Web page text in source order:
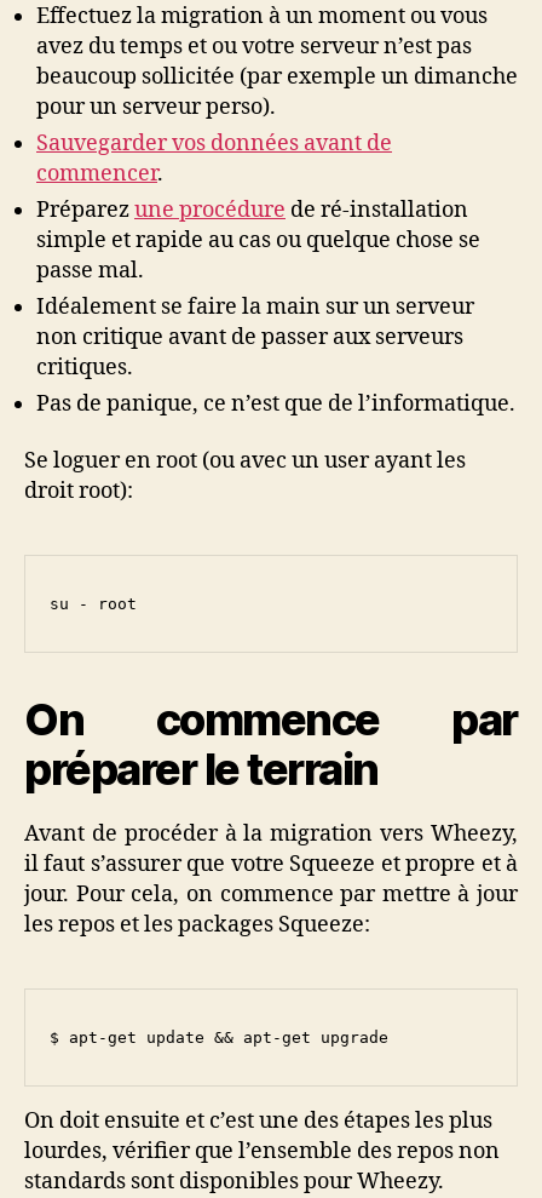
Effectuez la migration à un moment ou vous
avez du temps et ou votre serveur n’est pas
beaucoup sollicitée (par exemple un dimanche
pour un serveur perso).
Sauvegarder vos données avant de
commencer.
Préparezune procédure de ré-installation
simple et rapide au cas ou quelque chose se
passe mal.
Idéalement se faire la main sur un serveur
non critique avant de passer aux serveurs
critiques.
Pas de panique, ce n’est que de l’informatique.
Se loguer en root (ou avec un user ayant les
droit root):
su - root
On commence par
préparer le terrain
Avant de procéder à la migration vers Wheezy,
il faut s’assurer que votre Squeeze et propre et à
jour. Pour cela, on commence par mettre à jour
les repos et les packages Squeeze:
$ apt-get update && apt-get upgrade
On doit ensuite et c’est une des étapes les plus
lourdes, vérifier que l’ensemble des repos non
standards sont disponibles pour Wheezy.